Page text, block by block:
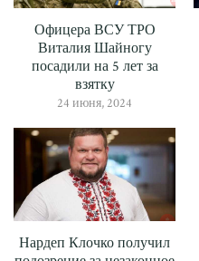
Офицера ВСУ ТРО
Виталия Шайногу
посадили на 5 лет за
взятку
24 июня, 2024
Нардеп Клочко получил